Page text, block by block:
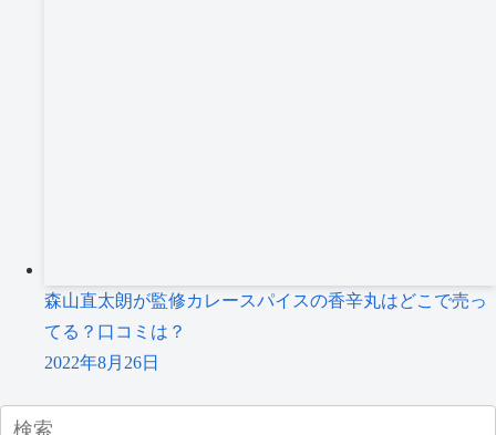
森山直太朗が監修カレースパイスの香辛丸はどこで売っ
てる？口コミは？
2022年8月26日